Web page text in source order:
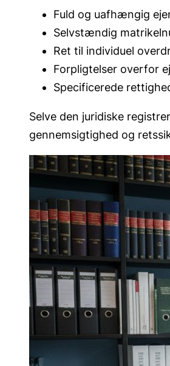
Fuld og uafhængig
Selvstændig
Ret til individuel
Forpligtelser overfor
Specificerede
Selve den juridiske
gennemsigtighed og